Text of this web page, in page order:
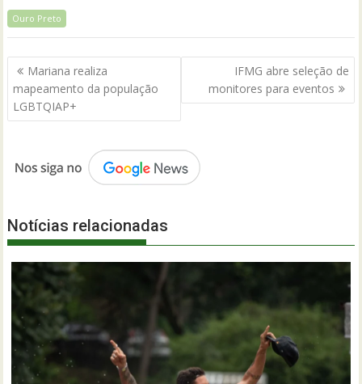
Ouro Preto
Navegação
de
Post
Mariana realiza
mapeamento da população
LGBTQIAP+
IFMG abre seleção de
monitores para eventos
Notícias relacionadas